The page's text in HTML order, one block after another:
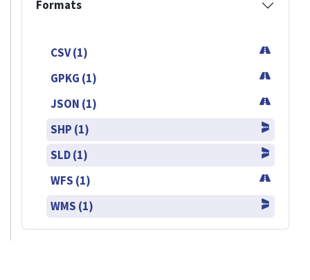
Formats
CSV (1)
GPKG (1)
JSON (1)
SHP (1)
SLD (1)
WFS (1)
WMS (1)